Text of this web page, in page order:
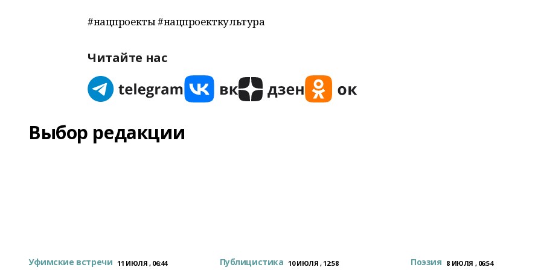
#нацпроекты #нацпроекткультура
Читайте нас
Выбор редакции
Уфимские встречи 11 ИЮЛЯ , 06:44 Публицистика 10 ИЮЛЯ , 12:58 Поэзия 8 ИЮЛЯ , 06:54